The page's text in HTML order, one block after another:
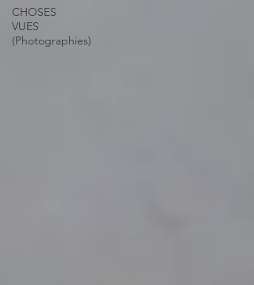
CHOSES
VUES
(Photographies)